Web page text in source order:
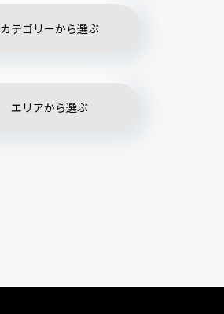
カテゴリーから選ぶ
エリアから選ぶ